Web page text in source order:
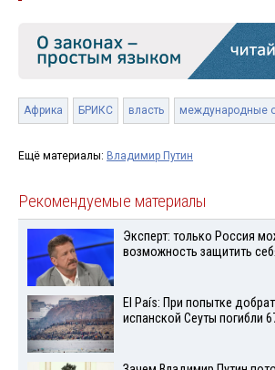
Африка БРИКС власть международные
Ещё материалы: Владимир Путин
Рекомендуемые материалы
Эксперт: только Россия
возможность защитить
El País: При попытке
испанской Сеуты погибли